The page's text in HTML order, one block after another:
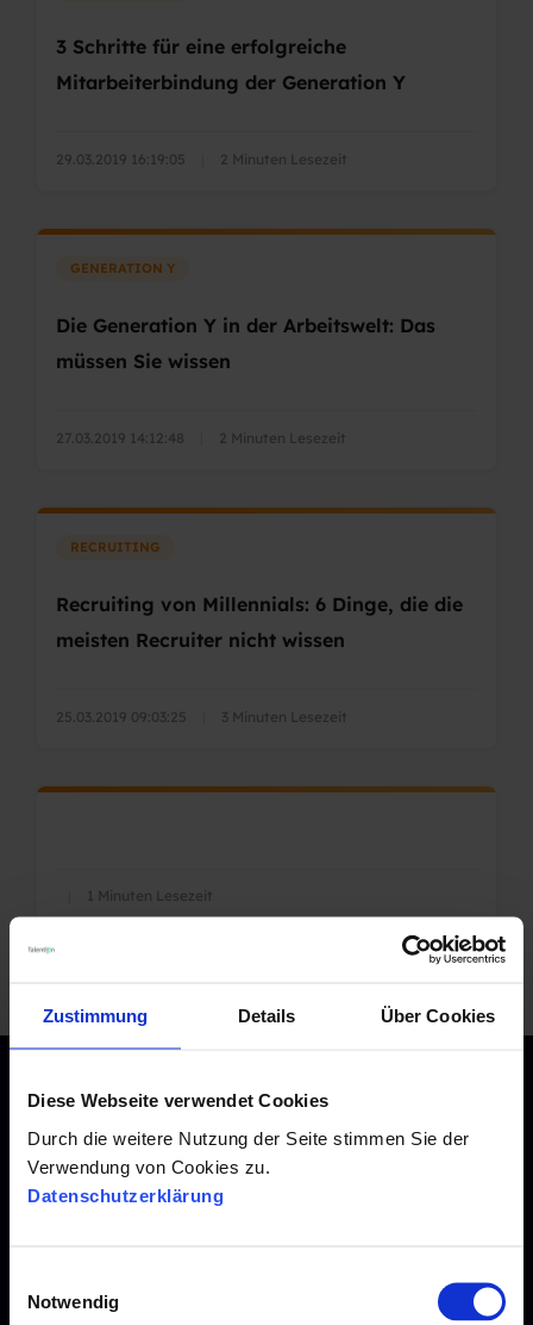
Zustimmung Details Über Cookies
Diese Webseite verwendet Cookies
Durch die weitere Nutzung der Seite stimmen Sie der
Verwendung von Cookies zu.
Datenschutzerklärung
Notwendig
3 Schritte für eine erfolgreiche
Mitarbeiterbindung der Generation Y
29.03.2019 16:19:05 2 Minuten Lesezeit
GENERATION Y
Die Generation Y in der Arbeitswelt: Das
müssen Sie wissen
27.03.2019 14:12:48 2 Minuten Lesezeit
RECRUITING
Recruiting von Millennials: 6 Dinge, die die
meisten Recruiter nicht wissen
25.03.2019 09:03:25 3 Minuten Lesezeit
1 Minuten Lesezeit
Kontakt
Ohligsmühle 3